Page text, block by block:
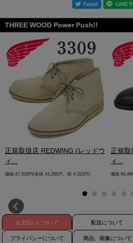
THREE WOOD Power Push!!
正規取扱店 REDWING (レッドウ
ィ...
価格:47,520円(本体 43,200円、税 4,320円)
正規取
ィ...
価格
お支払いについて 配送について
プライバシーについて 商品、画像について